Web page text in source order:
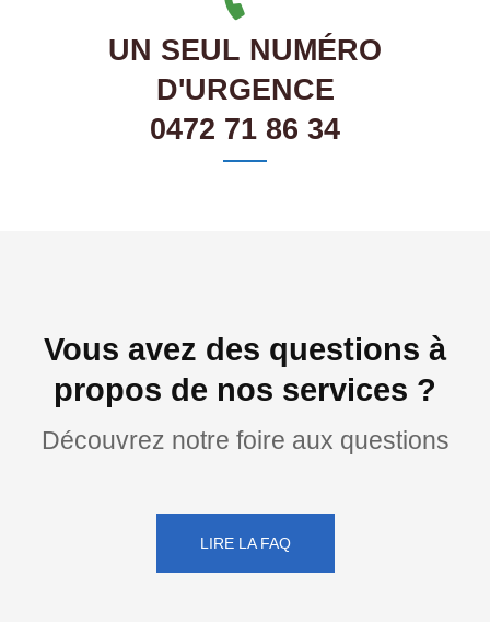
UN SEUL NUMÉRO
D'URGENCE
0472 71 86 34
Vous avez des questions à
propos de nos services ?
Découvrez notre foire aux questions
LIRE LA FAQ